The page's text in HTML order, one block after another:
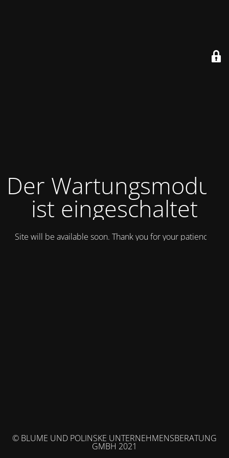
Der Wartungsmodus
ist eingeschaltet
Site will be available soon. Thank you for your patience!
© BLUME UND POLINSKE UNTERNEHMENSBERATUNG
GMBH 2021